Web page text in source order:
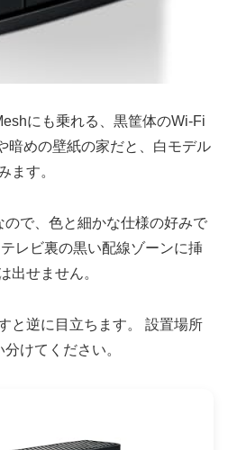
にも乗れる、黒筐体のWi-Fi
暗めの壁紙の家だと、白モデル
ます。
で、色と細かな仕様の好みで
レビ裏の黒い配線ゾーンに挿
出せません。
と逆に目立ちます。 設置場所
けてください。